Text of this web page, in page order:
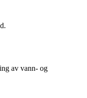
av vann- og